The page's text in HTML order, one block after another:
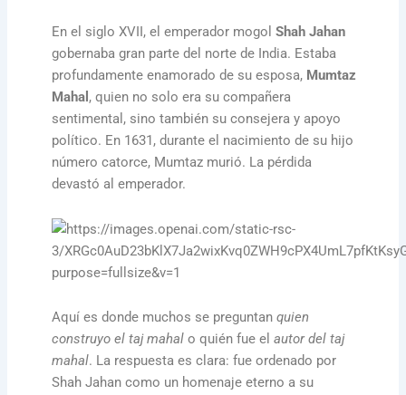
En el siglo XVII, el emperador mogolShah Jahan
gobernaba gran parte del norte de India. Estaba
profundamente enamorado de su esposa, Mumtaz
Mahal , quien no solo era su compañera
sentimental, sino también su consejera y apoyo
político. En 1631, durante el nacimiento de su hijo
número catorce, Mumtaz murió. La pérdida
devastó al emperador.
Aquí es donde muchos se preguntanquien
construyo el taj mahal o quién fue elautor del taj
mahal. La respuesta es clara: fue ordenado por
Shah Jahan como un homenaje eterno a su